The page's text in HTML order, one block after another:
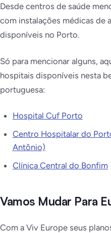
Desde centros de saúde
com instalações médicas de
disponíveis no Porto.
Só para mencionar alguns,
hospitais disponíveis nesta
portuguesa:
Hospital Cuf Porto
Centro Hospitalar do
Antônio)
Clínica Central do Bonfim
Vamos Mudar Para
Com a Viv Europe seus